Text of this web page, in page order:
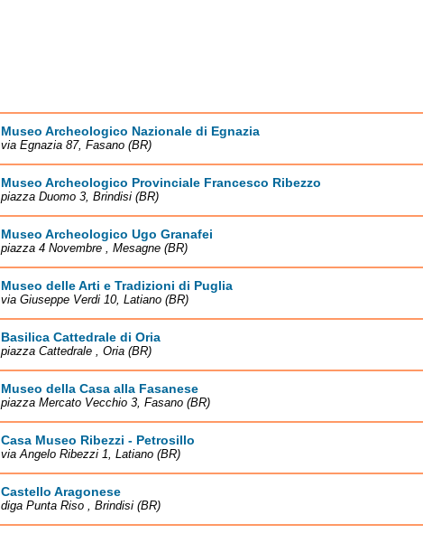
Museo Archeologico Nazionale di Egnazia
via Egnazia 87, Fasano (BR)
Museo Archeologico Provinciale Francesco Ribezzo
piazza Duomo 3, Brindisi (BR)
Museo Archeologico Ugo Granafei
piazza 4 Novembre , Mesagne (BR)
Museo delle Arti e Tradizioni di Puglia
via Giuseppe Verdi 10, Latiano (BR)
Basilica Cattedrale di Oria
piazza Cattedrale , Oria (BR)
Museo della Casa alla Fasanese
piazza Mercato Vecchio 3, Fasano (BR)
Casa Museo Ribezzi - Petrosillo
via Angelo Ribezzi 1, Latiano (BR)
Castello Aragonese
diga Punta Riso , Brindisi (BR)